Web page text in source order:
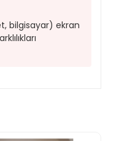
bilgisayar) ekran